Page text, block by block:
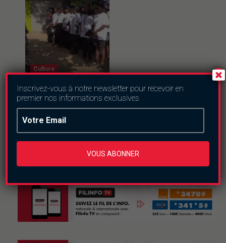
Culture
Ferien Akademie
2026 : trois
semaines pour
semer l’esprit
les jeunes
jeudi le 6 août 2026
Inscrivez-vous à notre newsletter pour recevoir en
premier nos informations exclusives
VOUS ABONNER